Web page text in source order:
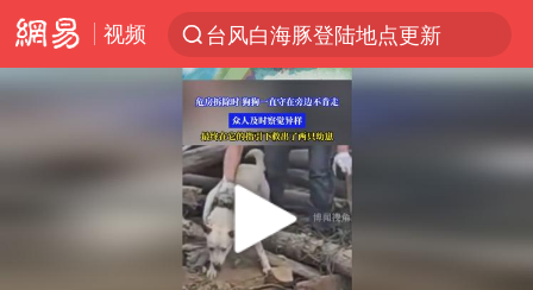
视频
台风白海豚登陆地点更新
以“新”破局 首发经济点亮城市消费活力
台风白海豚进入48小时警戒线
佛得角门将亮相智利俱乐部主场
宇树科技发行价格150.80元/股
看守所辅警收受10万获刑1年